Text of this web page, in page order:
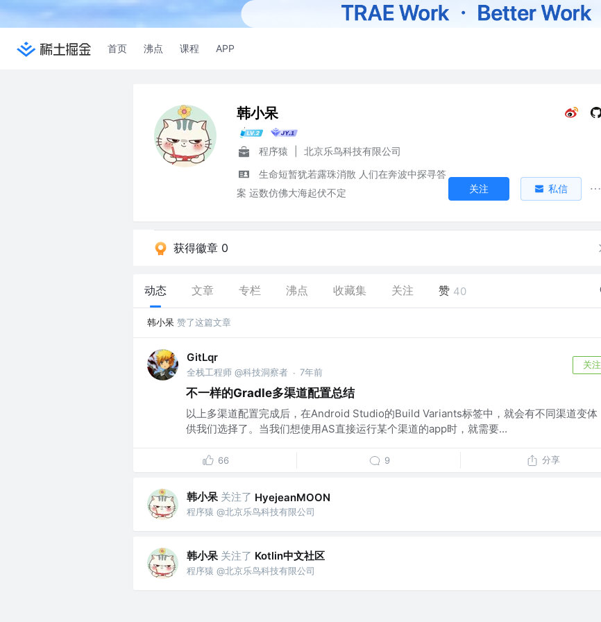
首页 沸点 课程 APP
韩小呆
程序猿
北京乐鸟科技有限公司
生命短暂犹若露珠消散 人们在奔波中探寻答
案 运数仿佛大海起伏不定
关注 私信
获得徽章 0
动态 文章 专栏 沸点 收藏集 关注 赞 40
韩小呆 赞了这篇文章
GitLqr
全栈工程师 @科技洞察者 · 7年前
关注
不一样的Gradle多渠道配置总结
以上多渠道配置完成后，在Android Studio的Build Variants标签中，就会有不同渠道变体
供我们选择了。当我们想使用AS直接运行某个渠道的app时，就需要...
66 9 分享
韩小呆 关注了 HyejeanMOON
程序猿 @北京乐鸟科技有限公司
韩小呆 关注了 Kotlin中文社区
程序猿 @北京乐鸟科技有限公司